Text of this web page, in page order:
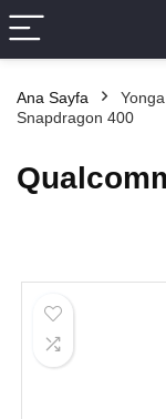
Ana Sayfa
Snapdragon 400